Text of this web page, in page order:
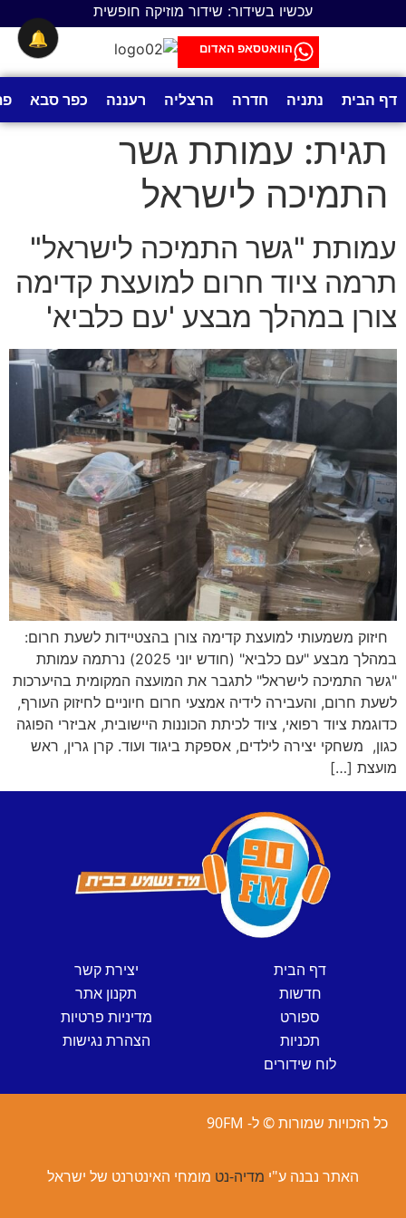
עכשיו בשידור: שידור מוזיקה חופשית
הוואטסאפ האדום
דף הבית נתניה חדרה הרצליה רעננה כפר סבא
תגית: עמותת גשר
התמיכה לישראל
עמותת "גשר התמיכה לישראל"
תרמה ציוד חרום למועצת קדימה
צורן במהלך מבצע 'עם כלביא'
חיזוק משמעותי למועצת קדימה צורן בהצטיידות לשעת חרום:
במהלך מבצע "עם כלביא" (חודש יוני 2025) נרתמה עמותת
"גשר התמיכה לישראל" לתגבר את המועצה המקומית בהיערכות
לשעת חרום, והעבירה לידיה אמצעי חרום חיוניים לחיזוק העורף,
כדוגמת ציוד רפואי, ציוד לכיתת הכוננות היישובית, אביזרי הפוגה
כגון, משחקי יצירה לילדים, אספקת ביגוד ועוד. קרן גרין, ראש
מועצת […]
דף הבית
חדשות
ספורט
תכניות
לוח שידורים
יצירת קשר
תקנון אתר
מדיניות פרטיות
הצהרת נגישות
כל הזכויות שמורות © ל- 90FM
האתר נבנה ע"י מדיה-נט מומחי האינטרנט של ישראל
🔔